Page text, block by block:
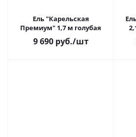
Ель "Карельская
Премиум" 1,7 м голубая
9 690руб./шт